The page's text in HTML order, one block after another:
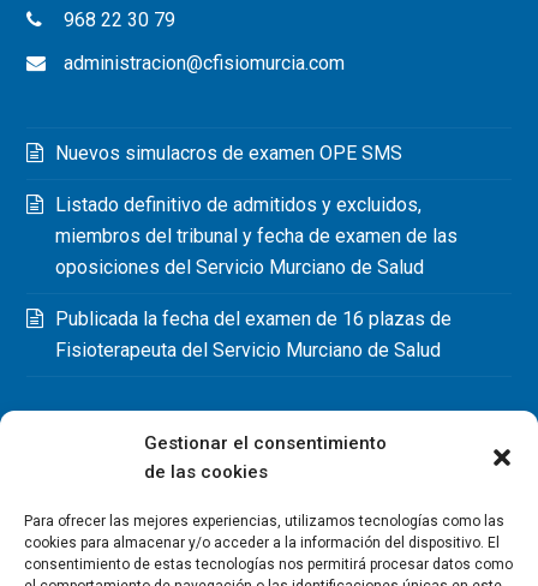
Gestionar el consentimiento
de las cookies
Para ofrecer las mejores experiencias, utilizamos tecnologías como las
cookies para almacenar y/o acceder a la información del dispositivo. El
consentimiento de estas tecnologías nos permitirá procesar datos como
968 22 30 79
administracion@cfisiomurcia.com
Nuevos simulacros de examen OPE SMS
Listado definitivo de admitidos y excluidos,
miembros del tribunal y fecha de examen de las
oposiciones del Servicio Murciano de Salud
Publicada la fecha del examen de 16 plazas de
Fisioterapeuta del Servicio Murciano de Salud